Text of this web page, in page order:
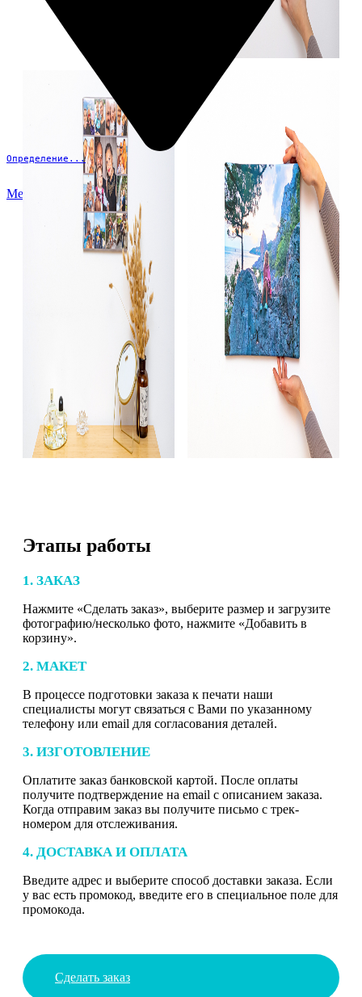
Определение...
Меню
Этапы работы
1. ЗАКАЗ
Нажмите «Сделать заказ», выберите размер и загрузите
фотографию/несколько фото, нажмите «Добавить в
корзину».
2. МАКЕТ
В процессе подготовки заказа к печати наши
специалисты могут связаться с Вами по указанному
телефону или email для согласования деталей.
3. ИЗГОТОВЛЕНИЕ
Оплатите заказ банковской картой. После оплаты
получите подтверждение на email с описанием заказа.
Когда отправим заказ вы получите письмо с трек-
номером для отслеживания.
4. ДОСТАВКА И ОПЛАТА
Введите адрес и выберите способ доставки заказа. Если
у вас есть промокод, введите его в специальное поле для
промокода.
Сделать заказ